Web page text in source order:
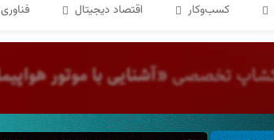
کسب‌و‌کار اقتصاد دیجیتال فناوری